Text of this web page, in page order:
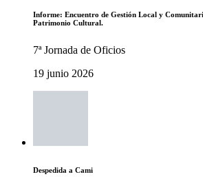
Informe: Encuentro de Gestión Local y
Patrimonio Cultural.
7ª Jornada de Oficios
19 junio 2026
Despedida a Cami